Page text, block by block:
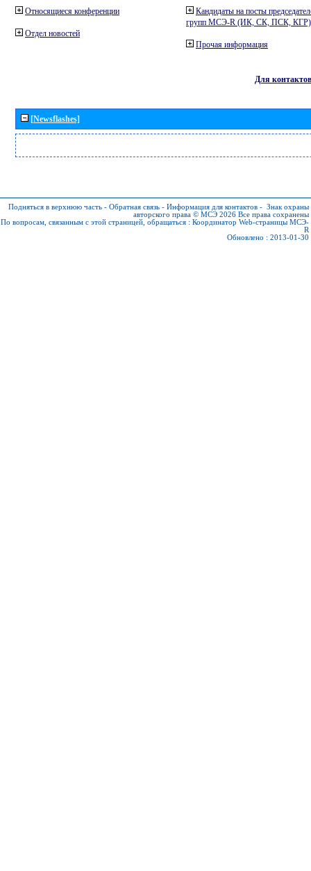
Относящиеся конференции
Отдел новостей
Кандидаты на посты
групп МСЭ-R (ИК, СК, ПСК, КГР)
Прочая информация
Для контактов
[Newsflashes]
Подняться в верхнюю часть - Обратная связь - Информация для контактов - Знак охраны
авторского права © МСЭ 2026 Все права сохранены
По вопросам, связанным с этой страницей, обращаться : Координатор Web-страницы МСЭ-
R
Обновлено : 2013-01-30